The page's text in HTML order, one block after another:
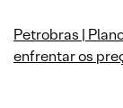
Petrobras |
enfrentar os